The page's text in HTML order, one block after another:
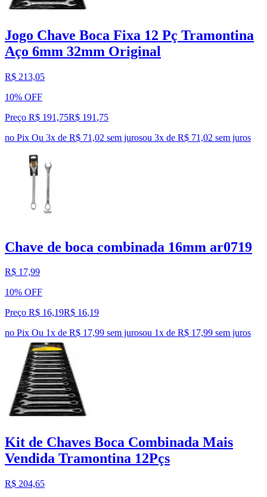
Jogo Chave Boca Fixa 12 Pç Tramontina
Aço 6mm 32mm Original
R$ 213,05
10% OFF
Preço R$ 191,75R$ 191 ,75
no Pix Ou 3x de R$ 71,02 sem jurosou 3x de R$ 71,02 sem juros
Chave de boca combinada 16mm ar0719
R$ 17,99
10% OFF
Preço R$ 16,19R$ 16,19
no Pix Ou 1x de R$ 17,99 sem jurosou 1x de R$ 17,99 sem juros
Kit de Chaves Boca Combinada Mais
Vendida Tramontina 12Pçs
R$ 204,65